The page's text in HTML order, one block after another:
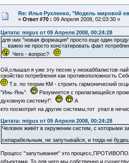
Re: Илья Рухленко, "Модель мировой
« Ответ #70 : 09 Апреля 2008, 02:03:30 »
Цитата: migus от 09 Апреля 2008, 00:24:28
для них "новая формация" просто еще один
... важно не просто констатировать факт
Чего - вопрос?
Ой,слышал я уже эту песню у неокаббалистов-
свойство потребления как противоположность
Т.е. по теории КМ - строить гармонический
"Инь-Янь".
Разумеется с прилагающейся
духовную систему!".
А
кто посмотрит на другие системы,тот упал в
Цитата: migus от 09 Апреля 2008, 00:24:28
Человек живёт в окружении систем, с которыми
сепарабельным, не запутывайся, и тогда не
Процесс "запутывания" это
объектами. То,для чего мы собственно и